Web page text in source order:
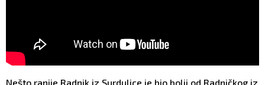
Nešto ranije Radnik iz Surdulice je bio bolji od Radničkog iz